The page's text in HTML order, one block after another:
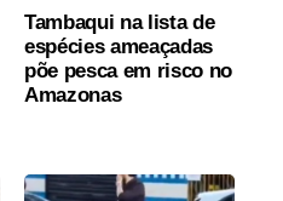
Tambaqui na lista de
espécies ameaçadas
põe pesca em risco no
Amazonas